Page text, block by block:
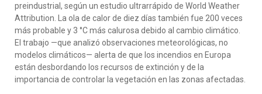
preindustrial , según un estudio ultrarrápido de World Weather
Attribution
La ola de calor de diez días también fue 200 veces
más probable y 3 °C más calurosa debido al cambio climático.
El trabajo —que analizó observaciones meteorológicas, no
modelos climáticos— alerta de que los incendios en Europa
están desbordando los recursos de extinción y de la
importancia de controlar la vegetación en las zonas afectadas